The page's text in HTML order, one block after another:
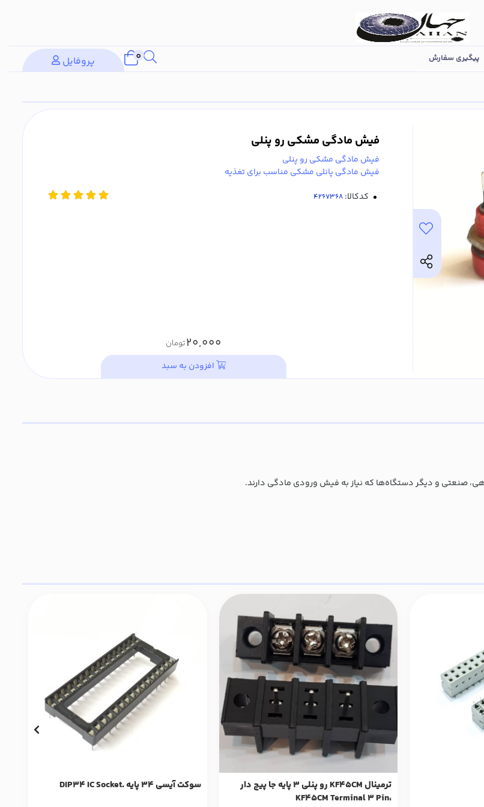
پیگیری سفارش 0 پروفایل
فیش مادگی مشکی رو پنلی
فیش مادگی مشکی رو پنلی
فیش مادگی پانلی مشکی مناسب برای تغذیه
کدکالا:
20,000تومان
افزودن به سبد
صنعتی و دیگر دستگاه‌ها که نیاز به فیش ورودی مادگی دارند.
ترمینال KF45CM رو پنلی 3 پایه جا پیچ دار
،KF45CM Terminal 3 Pin
سوکت آیسی 34 پایه .DIP34 IC Socket